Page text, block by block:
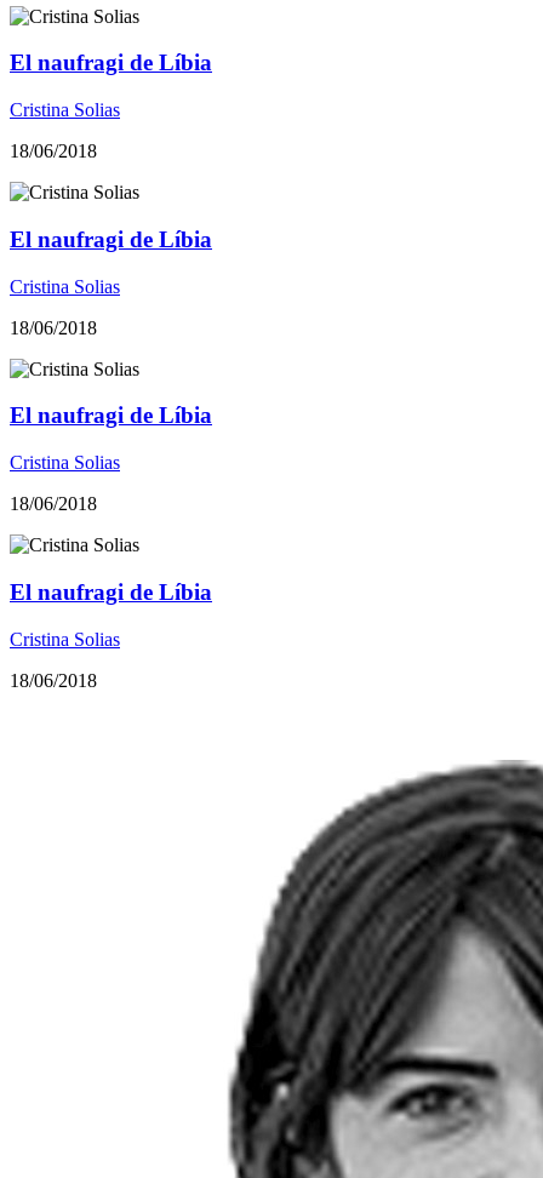
El naufragi de Líbia
Cristina Solias
18/06/2018
El naufragi de Líbia
Cristina Solias
18/06/2018
El naufragi de Líbia
Cristina Solias
18/06/2018
El naufragi de Líbia
Cristina Solias
18/06/2018